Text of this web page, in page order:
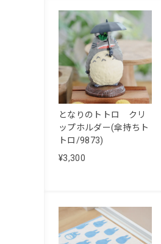
となりのトトロ クリ
ップホルダー(傘持ちト
トロ/9873)
¥3,300